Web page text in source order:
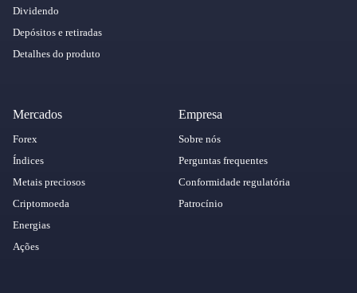
Dividendo
Depósitos e retiradas
Detalhes do produto
Mercados
Forex
Índices
Metais preciosos
Criptomoeda
Energias
Ações
Empresa
Sobre nós
Perguntas frequentes
Conformidade regulatória
Patrocínio